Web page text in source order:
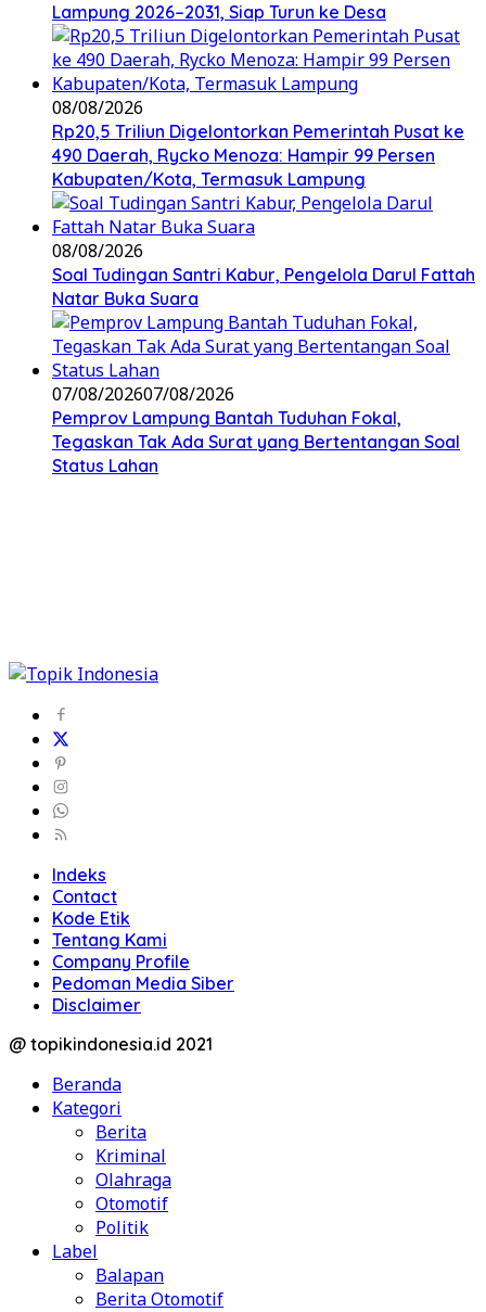
Lampung 2026–2031, Siap Turun ke Desa
08/08/2026
Rp20,5 Triliun Digelontorkan Pemerintah Pusat ke
490 Daerah, Rycko Menoza: Hampir 99 Persen
Kabupaten/Kota, Termasuk Lampung
08/08/2026
Soal Tudingan Santri Kabur, Pengelola Darul Fattah
Natar Buka Suara
07/08/202607/08/2026
Pemprov Lampung Bantah Tuduhan Fokal,
Tegaskan Tak Ada Surat yang Bertentangan Soal
Status Lahan
Indeks
Contact
Kode Etik
Tentang Kami
Company Profile
Pedoman Media Siber
Disclaimer
@ topikindonesia.id 2021
Beranda
Kategori
Berita
Kriminal
Olahraga
Otomotif
Politik
Label
Balapan
Berita Otomotif